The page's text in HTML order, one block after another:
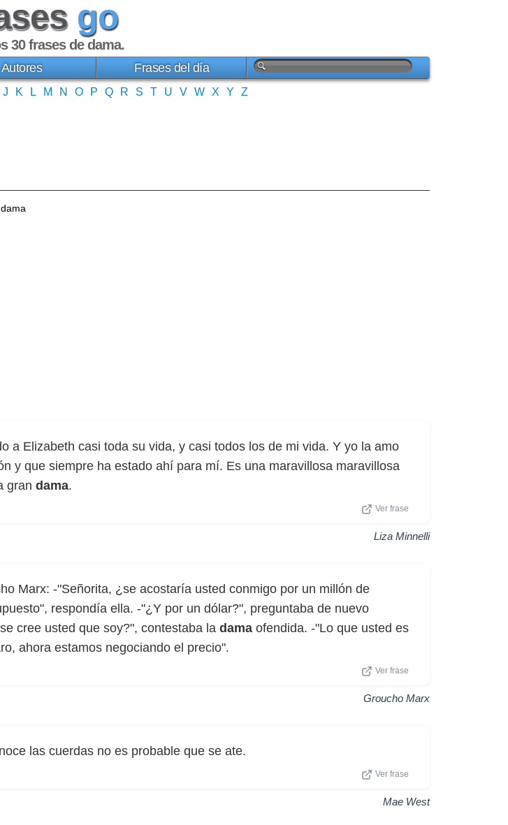
go
30frases de dama.
Autores Frases del día
J K L M N O P Q R S T U V W X Y Z
a Elizabeth casi toda su vida, y casi todos los de mi vida. Y yo la amo
y que siempre ha estado ahí para mí. Es una maravillosa maravillosa
gran dama.
Ver frase
Liza Minnelli
Marx: -"Señorita, ¿se acostaría usted conmigo por un millón de
respondía ella. -"¿Y por un dólar?", preguntaba de nuevo
cree usted que soy?", contestaba la dama ofendida. -"Lo que usted es
ahora estamos negociando el precio".
Ver frase
Groucho Marx
las cuerdas no es probable que se ate.
Ver frase
Mae West